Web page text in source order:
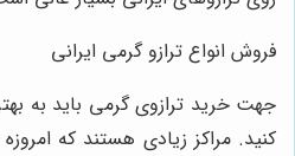
فروش انواع ترازو گرمی ایرانی
جهت خرید ترازوی گرمی باید به
کنید. مراکز زیادی هستند که